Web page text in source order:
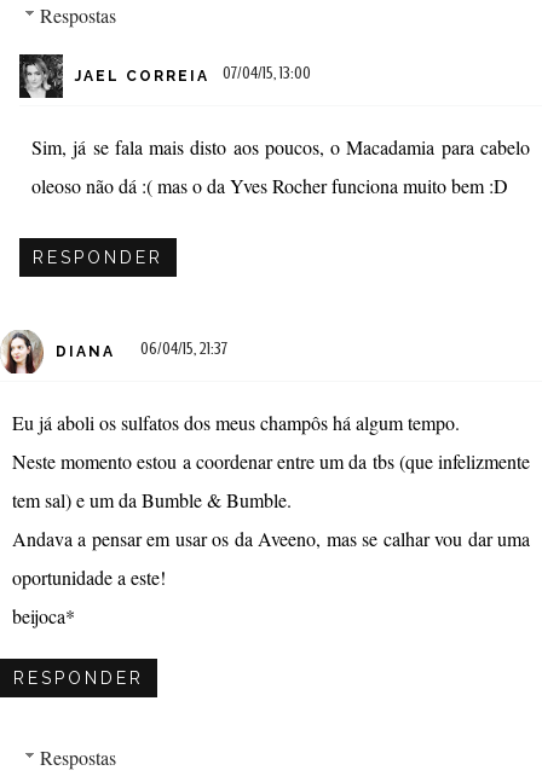
Respostas
JAEL CORREIA 07/04/15, 13:00
Sim, já se fala mais disto aos poucos, o Macadamia para cabelo
oleoso não dá :( mas o da Yves Rocher funciona muito bem :D
RESPONDER
DIANA 06/04/15, 21:37
Eu já aboli os sulfatos dos meus champôs há algum tempo.
Neste momento estou a coordenar entre um da tbs (que infelizmente
tem sal) e um da Bumble & Bumble.
Andava a pensar em usar os da Aveeno, mas se calhar vou dar uma
oportunidade a este!
beijoca*
RESPONDER
Respostas